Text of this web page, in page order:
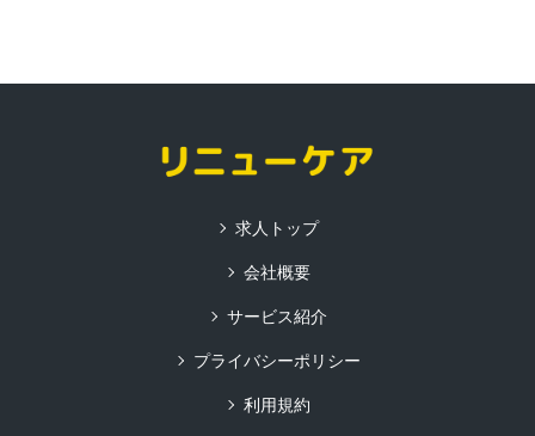
求人トップ
会社概要
サービス紹介
プライバシーポリシー
利用規約